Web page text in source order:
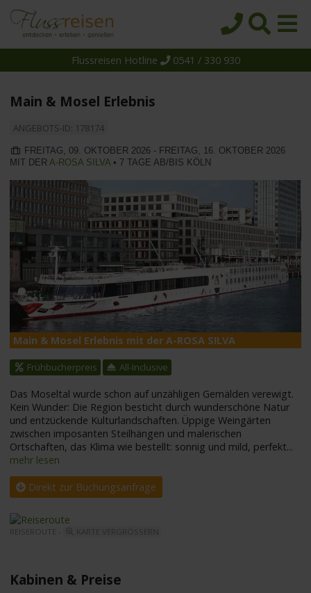
Reedereien
Schiffe
Über uns
Wissen
Suche
Flussreisen Hotline 0541 / 330 930
Main & Mosel Erlebnis
ANGEBOTS-ID: 178174
FREITAG, 09. OKTOBER 2026 - FREITAG, 16. OKTOBER 2026
MIT DERA-ROSA SILVA • 7 TAGE AB/BIS KÖLN
Main & Mosel Erlebnis mit der A-ROSA SILVA
Frühbucherpreis All-Inclusive
Das Moseltal wurde schon auf unzähligen Gemälden verewigt.
Kein Wunder: Die Region besticht durch wunderschöne Natur
und entzückende Kulturlandschaften. Üppige Weingärten
zwischen imposanten Steilhängen und malerischen
Ortschaften, das Klima wie bestellt: sonnig und mild, perfekt...
mehr lesen
Direkt zur Buchungsanfrage
REISEROUTE -
Kabinen & Preise